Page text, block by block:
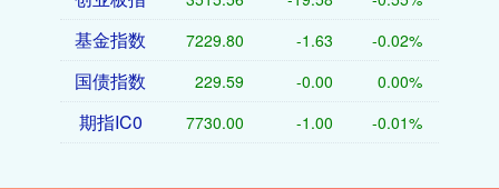
基金指数 7229.80 -1.63 -0.02%
国债指数 229.59 -0.00 0.00%
期指IC0 7730.00 -1.00 -0.01%